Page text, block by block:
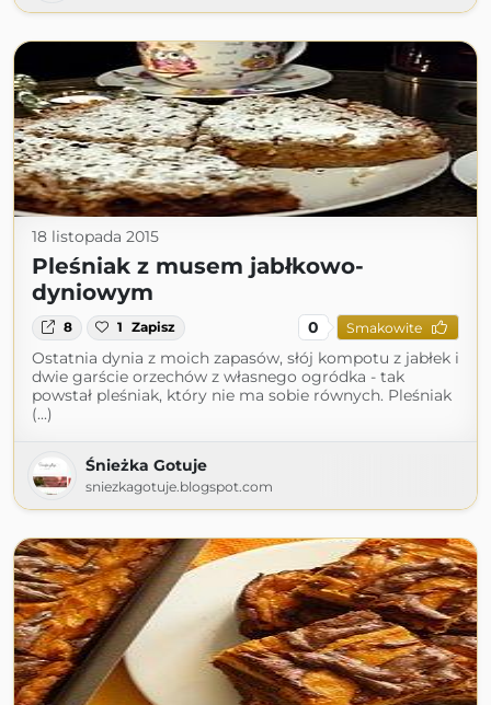
18 listopada 2015
Pleśniak z musem jabłkowo-
dyniowym
8 1 Zapisz 0 Smakowite
Ostatnia dynia z moich zapasów, słój kompotu z jabłek i
dwie garście orzechów z własnego ogródka - tak
powstał pleśniak, który nie ma sobie równych. Pleśniak
(...)
Śnieżka Gotuje
sniezkagotuje.blogspot.com